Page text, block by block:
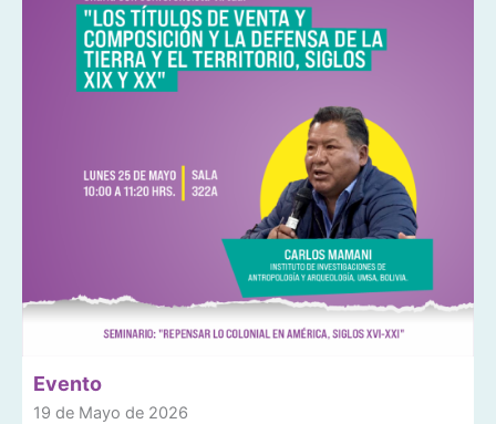
Evento
19 de Mayo de 2026